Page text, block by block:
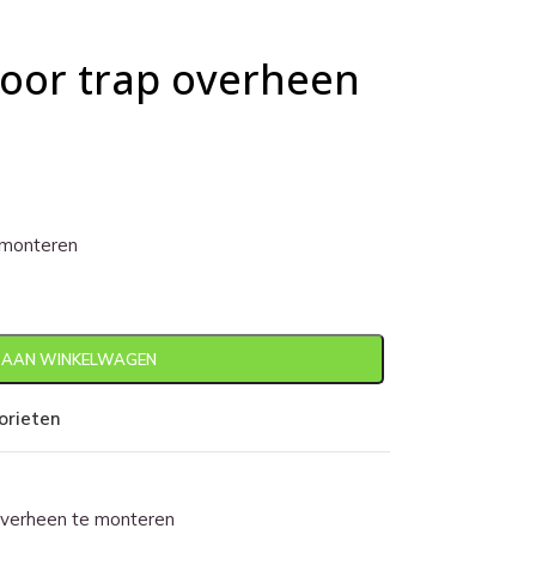
trap overheen
AAN WINKELWAGEN
te monteren